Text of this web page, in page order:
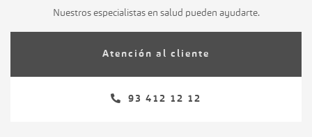
Nuestros especialistas en salud pueden ayudarte.
Atención al cliente
93 412 12 12